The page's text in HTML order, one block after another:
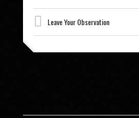
Leave Your Observation